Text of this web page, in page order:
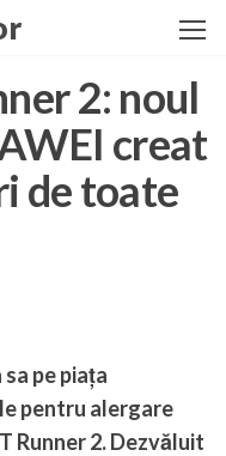
2: noul
creat
de toate
pe piața
pentru alergare
Runner 2. Dezvăluit